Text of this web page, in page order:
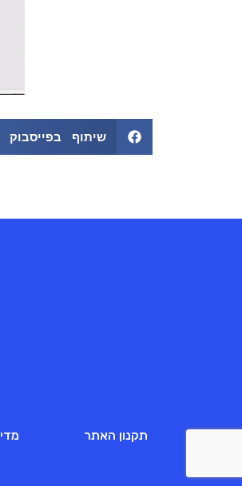
שיתוף בפייסבוק
תקנון האתר